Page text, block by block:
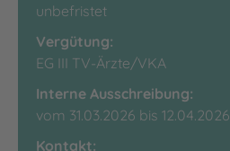
unbefristet
Vergütung:
EG III TV-Ärzte/VKA
Interne Ausschreibung:
vom 31.03.2026 bis 12.04.2026
Kontakt: